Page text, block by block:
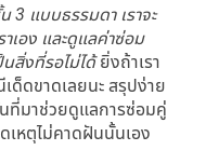
3 แบบธรรมดา เราจะ
เอง และดูแลค่าซ่อม
สิ่งที่รอไม่ได้ยิ่งถ้าเรา
ด็ดขาดเลยนะ สรุปง่าย
ที่มาช่วยดูแลการซ่อมคู่
เหตุไม่คาดฝันนั้นเอง